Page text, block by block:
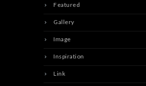
Featured
Gallery
Image
Inspiration
Link